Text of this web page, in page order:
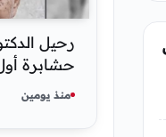
رحيل
حشابرة
الحديدة
منذ يومين